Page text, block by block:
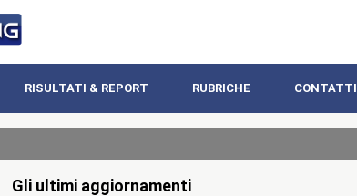
RISULTATI & REPORT RUBRICHE CONTATTI
Gli ultimi aggiornamenti